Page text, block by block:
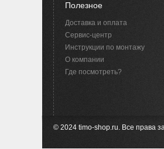
Полезное
Доставка и оплата
Сервис-центр
Инструкции по монтажу
O компании
Где посмотреть?
© 2024 timo-shop.ru. Все права